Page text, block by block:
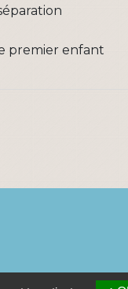
premier enfant